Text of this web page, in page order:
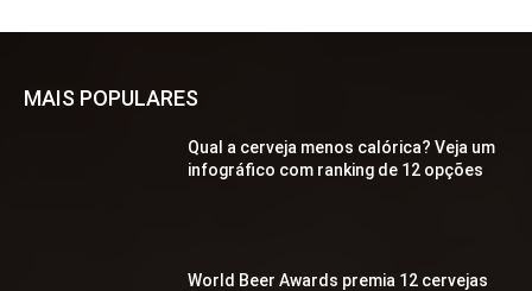
MAIS POPULARES
Qual a cerveja menos calórica? Veja um
infográfico com ranking de 12 opções
World Beer Awards premia 12 cervejas